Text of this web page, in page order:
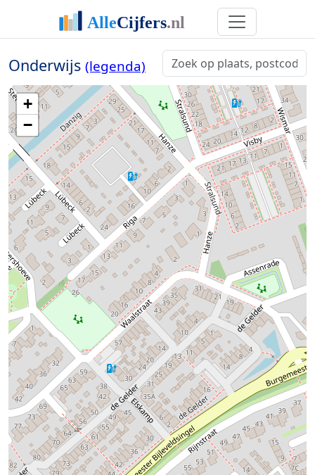
Onderwijs (legenda)
+
−